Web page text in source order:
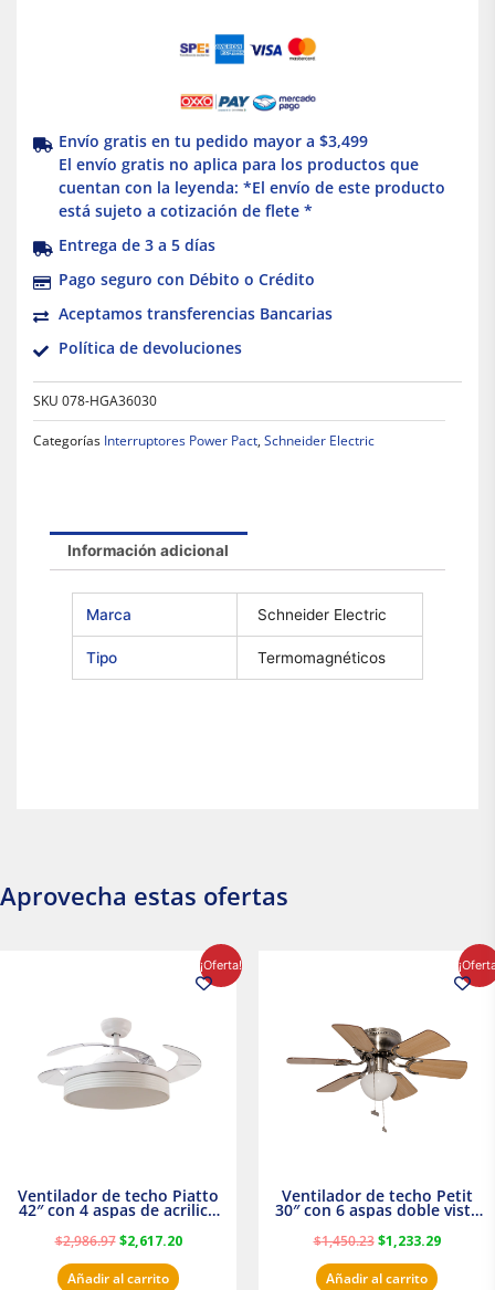
Envío gratis en tu pedido mayor a $3,499
El envío gratis no aplica para los productos que
cuentan con la leyenda: *El envío de este producto
está sujeto a cotización de flete *
Entrega de 3 a 5 días
Pago seguro con Débito o Crédito
Aceptamos transferencias Bancarias
Política de devoluciones
SKU 078-HGA36030
Categorías Interruptores Power Pact, Schneider Electric
Información adicional
Marca Schneider Electric
Tipo Termomagnéticos
Aprovecha estas ofertas
¡Oferta!
Ventilador de techo Piatto
42″ con 4 aspas de acrilico
transparente
$2,986.97
$2,986.97.
$2,617.20
precio
actual
Añadir al carrito
Ventilador de techo Petit
30″ con 6 aspas doble vista
Satinado Masterfan
$1,450.23
$1,450.23.
$1,233.29
precio
actual
Añadir al carrito